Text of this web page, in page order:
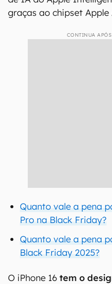
graças ao chipset Apple
CONTINUA
Quanto vale a pena
Pro na Black Friday?
Quanto vale a pena
Black Friday 2025?
O iPhone 16 tem o